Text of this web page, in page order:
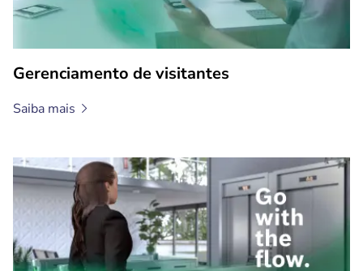
Gerenciamento de visitantes
Saiba mais